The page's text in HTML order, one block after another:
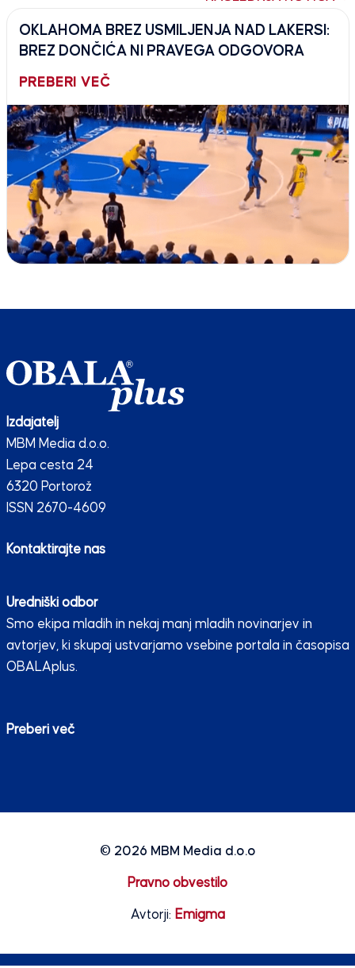
OKLAHOMA BREZ USMILJENJA NAD LAKERSI:
BREZ DONČIĆA NI PRAVEGA ODGOVORA
PREBERI VEČ
Izdajatelj
MBM Media d.o.o.
Lepa cesta 24
6320 Portorož
ISSN 2670-4609
Kontaktirajte nas
Uredniški odbor
Smo ekipa mladih in nekaj manj mladih novinarjev in
avtorjev, ki skupaj ustvarjamo vsebine portala in časopisa
OBALAplus.
Preberi več
© 2026 MBM Media d.o.o
Pravno obvestilo
Avtorji: Emigma